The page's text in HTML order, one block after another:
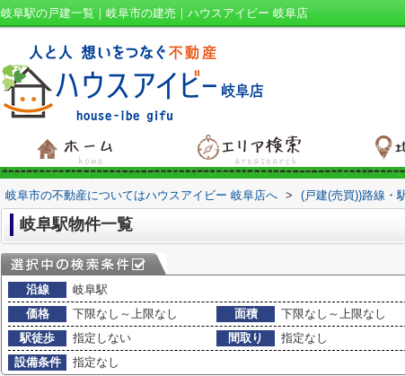
岐阜駅の戸建一覧｜岐阜市の建売｜ハウスアイビー 岐阜店
岐阜市の不動産についてはハウスアイビー 岐阜店へ > (戸建(売買))路線・
岐阜駅物件一覧
沿線
岐阜駅
価格
下限なし～上限なし 面積 下限なし～上限なし
駅徒歩
指定しない 間取り
指定なし
設備条件
指定なし